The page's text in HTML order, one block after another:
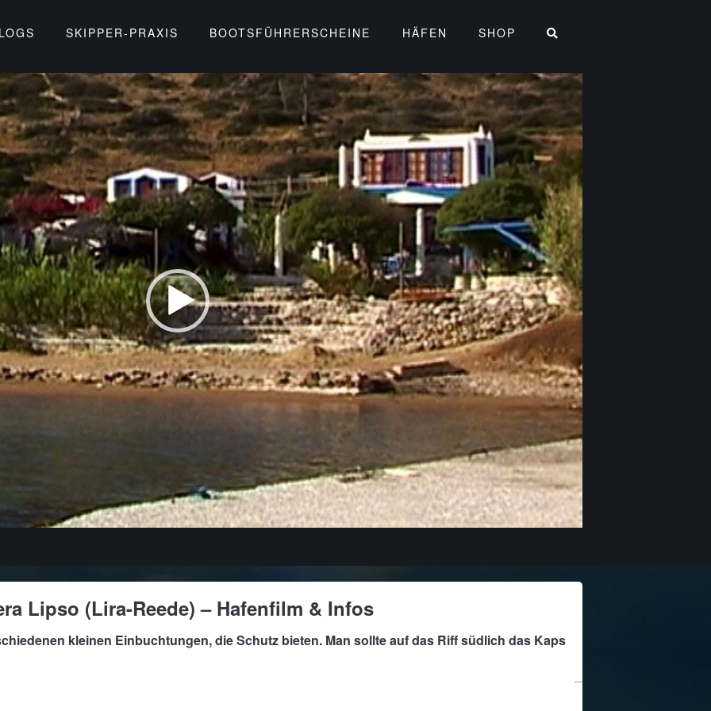
SKIPPER-PRAXIS BOOTSFÜHRERSCHEINE HÄFEN SHOP
Lipso (Lira-Reede) – Hafenfilm & Infos
kleinen Einbuchtungen, die Schutz bieten. Man sollte auf das Riff südlich das Kaps